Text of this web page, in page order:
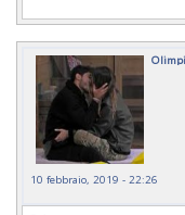
10 febbraio, 2019 - 22:26